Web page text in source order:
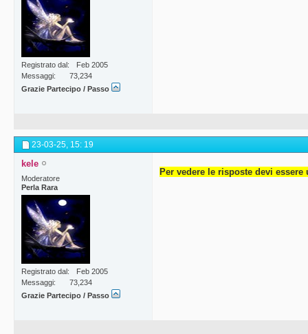
Registrato dal
Feb 2005
Messaggi
73,234
Grazie Partecipo / Passo
23-03-25, 15: 19
kele
Moderatore
Perla Rara
Registrato dal
Feb 2005
Messaggi
73,234
Grazie Partecipo / Passo
Per vedere le risposte devi